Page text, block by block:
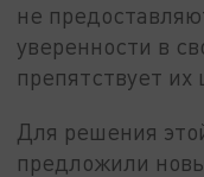
не
уверенности в
препятствует
Для решения
предложили